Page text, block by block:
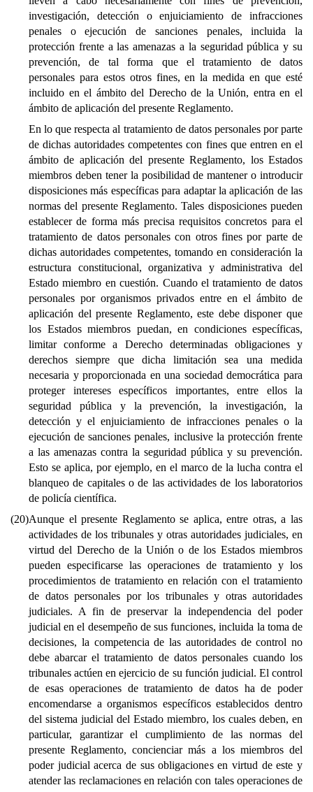
investigación, detección o enjuiciamiento de infracciones
penales o ejecución de sanciones penales, incluida la
protección frente a las amenazas a la seguridad pública y su
prevención, de tal forma que el tratamiento de datos
personales para estos otros fines, en la medida en que esté
incluido en el ámbito del Derecho de la Unión, entra en el
ámbito de aplicación del presente Reglamento.
En lo que respecta al tratamiento de datos personales por parte
de dichas autoridades competentes con fines que entren en el
ámbito de aplicación del presente Reglamento, los Estados
miembros deben tener la posibilidad de mantener o introducir
disposiciones más específicas para adaptar la aplicación de las
normas del presente Reglamento. Tales disposiciones pueden
establecer de forma más precisa requisitos concretos para el
tratamiento de datos personales con otros fines por parte de
dichas autoridades competentes, tomando en consideración la
estructura constitucional, organizativa y administrativa del
Estado miembro en cuestión. Cuando el tratamiento de datos
personales por organismos privados entre en el ámbito de
aplicación del presente Reglamento, este debe disponer que
los Estados miembros puedan, en condiciones específicas,
limitar conforme a Derecho determinadas obligaciones y
derechos siempre que dicha limitación sea una medida
necesaria y proporcionada en una sociedad democrática para
proteger intereses específicos importantes, entre ellos la
seguridad pública y la prevención, la investigación, la
detección y el enjuiciamiento de infracciones penales o la
ejecución de sanciones penales, inclusive la protección frente
a las amenazas contra la seguridad pública y su prevención.
Esto se aplica, por ejemplo, en el marco de la lucha contra el
blanqueo de capitales o de las actividades de los laboratorios
de policía científica.
(20)Aunque el presente Reglamento se aplica, entre otras, a las
actividades de los tribunales y otras autoridades judiciales, en
virtud del Derecho de la Unión o de los Estados miembros
pueden especificarse las operaciones de tratamiento y los
procedimientos de tratamiento en relación con el tratamiento
de datos personales por los tribunales y otras autoridades
judiciales. A fin de preservar la independencia del poder
judicial en el desempeño de sus funciones, incluida la toma de
decisiones, la competencia de las autoridades de control no
debe abarcar el tratamiento de datos personales cuando los
tribunales actúen en ejercicio de su función judicial. El control
de esas operaciones de tratamiento de datos ha de poder
encomendarse a organismos específicos establecidos dentro
del sistema judicial del Estado miembro, los cuales deben, en
particular, garantizar el cumplimiento de las normas del
presente Reglamento, concienciar más a los miembros del
poder judicial acerca de sus obligaciones en virtud de este y
atender las reclamaciones en relación con tales operaciones de